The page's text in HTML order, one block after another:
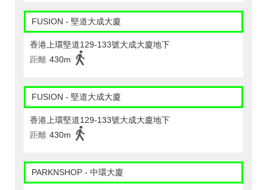
FUSION - 堅道大成大廈
香港上環堅道129-133號大成大廈地下
距離 430m
FUSION - 堅道大成大廈
香港上環堅道129-133號大成大廈地下
距離 430m
PARKNSHOP - 中環大廈